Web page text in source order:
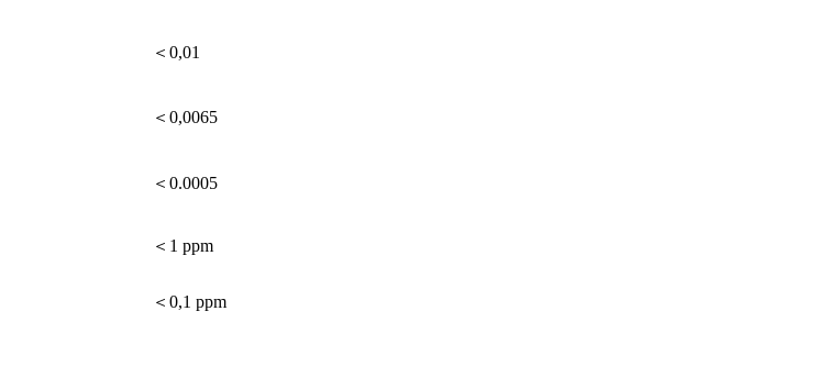
＜0,01
＜0,0065
＜0.0005
＜1 ppm
＜0,1 ppm